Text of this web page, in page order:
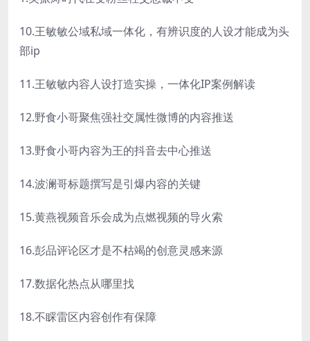
10.王敏敏公域私域一体化，有辨识度的人设才能成为头
部ip
11.王敏敏内容人设打造实操，一体化IP案例解读
12.野食小哥聚焦强社交属性微博的内容推送
13.野食小哥内容为王的抖音去中心推送
14.波澜哥标题撰写是引爆内容的关键
15.黄燕视频音乐会成为点燃视频的导火索
16.彭品评论区才是不枯竭的创意灵感来源
17.数据化热点从哪里找
18.不睬雷区内容创作有保障